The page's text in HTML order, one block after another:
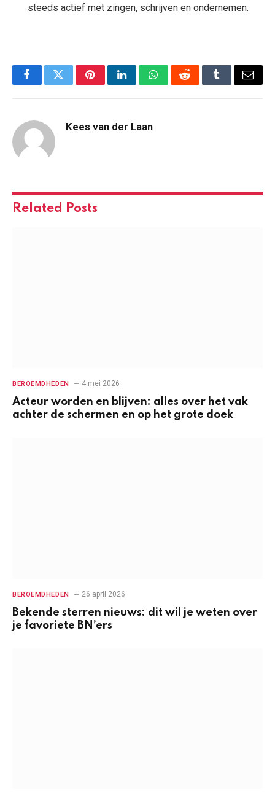
steeds actief met zingen, schrijven en ondernemen.
FacebookTwitterPinterestLinkedInWhatsAppRedditTumblrEmail
Kees van der Laan
Related Posts
BEROEMDHEDEN 4 mei 2026
Acteur worden en blijven: alles over het vak
achter de schermen en op het grote doek
BEROEMDHEDEN 26 april 2026
Bekende sterren nieuws: dit wil je weten over
je favoriete BN’ers